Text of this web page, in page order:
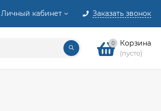
Личный кабинет Заказать звонок
0 Корзина
(пусто)